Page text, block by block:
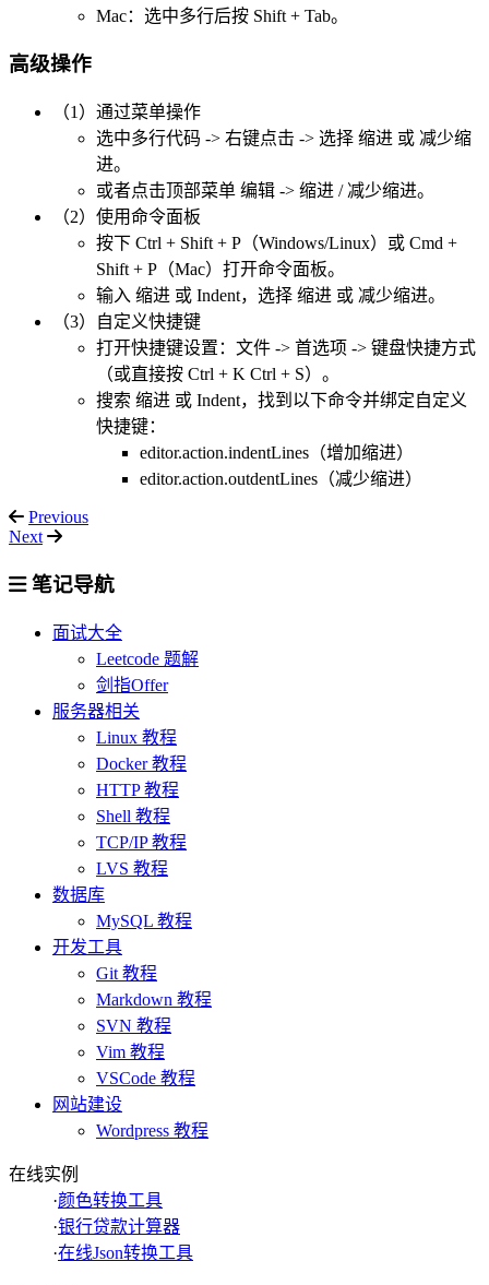
Mac：选中多行后按 Shift + Tab。
高级操作
（1）通过菜单操作
选中多行代码 -> 右键点击 -> 选择 缩进 或 减少缩
进。
或者点击顶部菜单 编辑 -> 缩进 / 减少缩进。
（2）使用命令面板
按下 Ctrl + Shift + P（Windows/Linux）或 Cmd +
Shift + P（Mac）打开命令面板。
输入 缩进 或 Indent，选择 缩进 或 减少缩进。
（3）自定义快捷键
打开快捷键设置：文件 -> 首选项 -> 键盘快捷方式
（或直接按 Ctrl + K Ctrl + S）。
搜索 缩进 或 Indent，找到以下命令并绑定自定义
快捷键：
editor.action.indentLines（增加缩进）
editor.action.outdentLines（减少缩进）
Previous
Next
笔记导航
面试大全
Leetcode 题解
剑指Offer
服务器相关
Linux 教程
Docker 教程
HTTP 教程
Shell 教程
TCP/IP 教程
LVS 教程
数据库
MySQL 教程
开发工具
Git 教程
Markdown 教程
SVN 教程
Vim 教程
VSCode 教程
网站建设
Wordpress 教程
在线实例
·颜色转换工具
·银行贷款计算器
·在线Json转换工具